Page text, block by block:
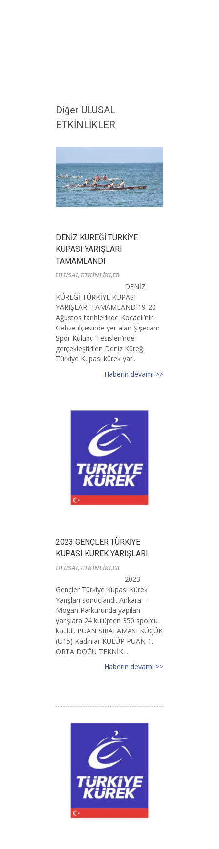
Diğer ULUSAL
ETKİNLİKLER
DENİZ KÜREĞİ TÜRKİYE
KUPASI YARIŞLARI
TAMAMLANDI
ULUSAL ETKİNLİKLER
DENİZ
KÜREĞİ TÜRKİYE KUPASI
YARIŞLARI TAMAMLANDI19-20
Ağustos tarihlerinde Kocaeli’nin
Gebze ilçesinde yer alan Şişecam
Spor Kulübü Tesisleri’nde
gerçekleştirilen Deniz Küreği
Türkiye Kupası kürek yar...
Haberin devamı >>
2023 GENÇLER TÜRKİYE
KUPASI KÜREK YARIŞLARI
ULUSAL ETKİNLİKLER
2023
Gençler Türkiye Kupası Kürek
Yarışları sonuçlandı. Ankara -
Mogan Parkurunda yapılan
yarışlara 24 kulüpten 350 sporcu
katıldı. PUAN SIRALAMASI KÜÇÜK
(U15) Kadınlar KULÜP PUAN 1.
ORTA DOĞU TEKNİK ...
Haberin devamı >>